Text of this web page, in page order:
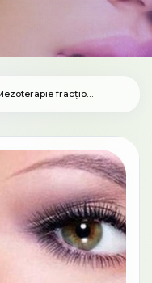
Mezoterapie fracționată + ingrijire